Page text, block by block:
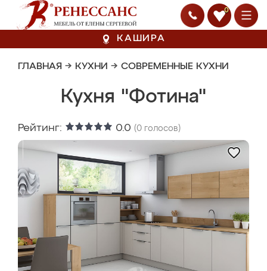
0
КАШИРА
ГЛАВНАЯ → КУХНИ → СОВРЕМЕННЫЕ КУХНИ
Кухня "Фотина"
Рейтинг: 0.0 (0 голосов)